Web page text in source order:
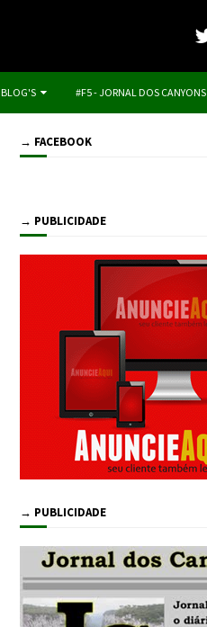
BLOG'S #F5 - JORNAL DOS CANYONS
→ FACEBOOK
→ PUBLICIDADE
→ PUBLICIDADE